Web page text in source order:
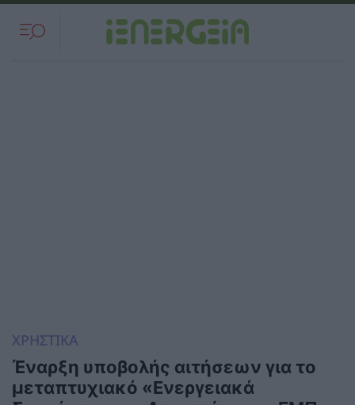
ΧΡΗΣΤΙΚΑ
Έναρξη υποβολής αιτήσεων για το
μεταπτυχιακό «Ενεργειακά